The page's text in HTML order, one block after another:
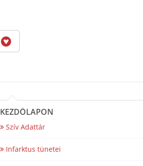
KEZDŐLAPON
Szív Adattár
Infarktus tünetei